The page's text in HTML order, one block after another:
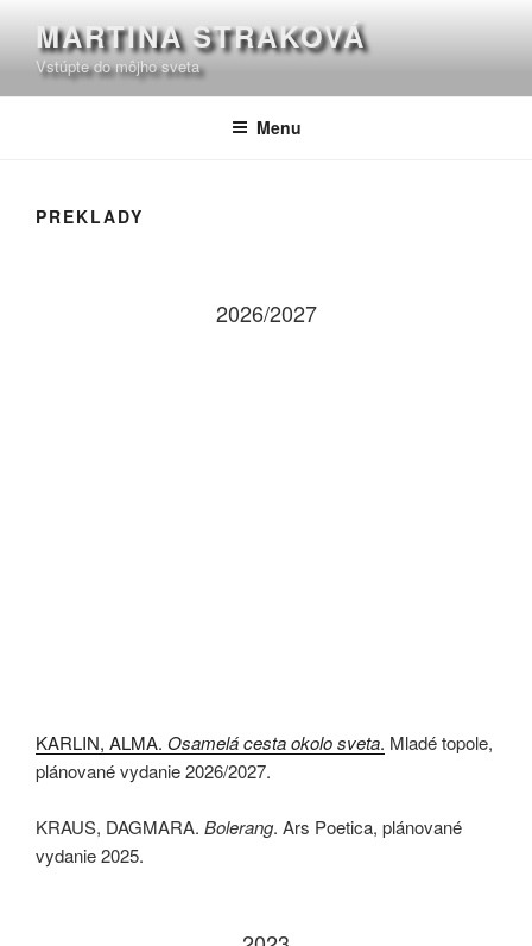
obsah
MARTINA STRAKOVÁ
Vstúpte do môjho sveta
Menu
PREKLADY
2026/2027
KARLIN, ALMA. Osamelá cesta okolo sveta. Mladé topole,
plánované vydanie 2026/2027.
KRAUS, DAGMARA. Bolerang. Ars Poetica, plánované
vydanie 2025.